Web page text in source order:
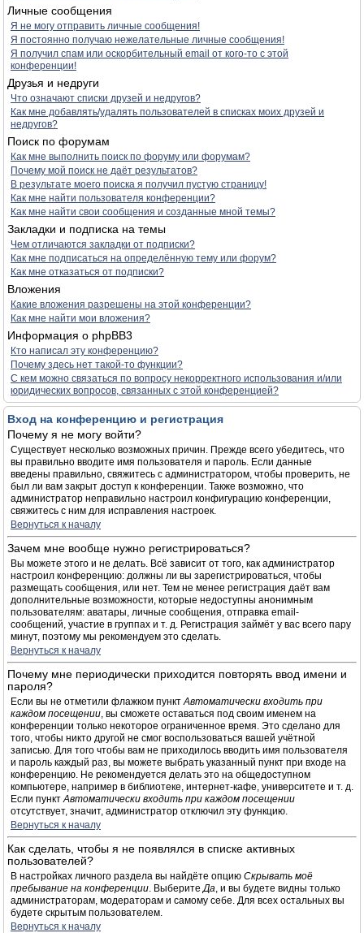
Личные сообщения
Я не могу отправить личные сообщения!
Я постоянно получаю нежелательные личные сообщения!
Я получил спам или оскорбительный email от кого-то с этой
конференции!
Друзья и недруги
Что означают списки друзей и недругов?
Как мне добавлять/удалять пользователей в списках моих друзей и
недругов?
Поиск по форумам
Как мне выполнить поиск по форуму или форумам?
Почему мой поиск не даёт результатов?
В результате моего поиска я получил пустую страницу!
Как мне найти пользователя конференции?
Как мне найти свои сообщения и созданные мной темы?
Закладки и подписка на темы
Чем отличаются закладки от подписки?
Как мне подписаться на определённую тему или форум?
Как мне отказаться от подписки?
Вложения
Какие вложения разрешены на этой конференции?
Как мне найти мои вложения?
Информация о phpBB3
Кто написал эту конференцию?
Почему здесь нет такой-то функции?
С кем можно связаться по вопросу некорректного использования и/или
юридических вопросов, связанных с этой конференцией?
Вход на конференцию и регистрация
Почему я не могу войти?
Существует несколько возможных причин. Прежде всего убедитесь, что
вы правильно вводите имя пользователя и пароль. Если данные
введены правильно, свяжитесь с администратором, чтобы проверить, не
был ли вам закрыт доступ к конференции. Также возможно, что
администратор неправильно настроил конфигурацию конференции,
свяжитесь с ним для исправления настроек.
Вернуться к началу
Зачем мне вообще нужно регистрироваться?
Вы можете этого и не делать. Всё зависит от того, как администратор
настроил конференцию: должны ли вы зарегистрироваться, чтобы
размещать сообщения, или нет. Тем не менее регистрация даёт вам
дополнительные возможности, которые недоступны анонимным
пользователям: аватары, личные сообщения, отправка email-
сообщений, участие в группах и т. д. Регистрация займёт у вас всего пару
минут, поэтому мы рекомендуем это сделать.
Вернуться к началу
Почему мне периодически приходится повторять ввод имени и
пароля?
Если вы не отметили флажком пунктАвтоматически входить при
каждом посещении, вы сможете оставаться под своим именем на
конференции только некоторое ограниченное время. Это сделано для
того, чтобы никто другой не смог воспользоваться вашей учётной
записью. Для того чтобы вам не приходилось вводить имя пользователя
и пароль каждый раз, вы можете выбрать указанный пункт при входе на
конференцию. Не рекомендуется делать это на общедоступном
компьютере, например в библиотеке, интернет-кафе, университете и т. д.
Если пунктАвтоматически входить при каждом посещении
отсутствует, значит, администратор отключил эту функцию.
Вернуться к началу
Как сделать, чтобы я не появлялся в списке активных
пользователей?
В настройках личного раздела вы найдёте опцию Скрывать моё
пребывание на конференции. ВыберитеДа, и вы будете видны только
администраторам, модераторам и самому себе. Для всех остальных вы
будете скрытым пользователем.
Вернуться к началу